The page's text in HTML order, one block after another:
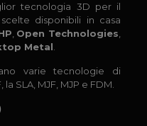
tecnologia 3D per il
disponibili in casa
Open Technologies
Metal
varie tecnologie di
SLA, MJF, MJP e FDM.